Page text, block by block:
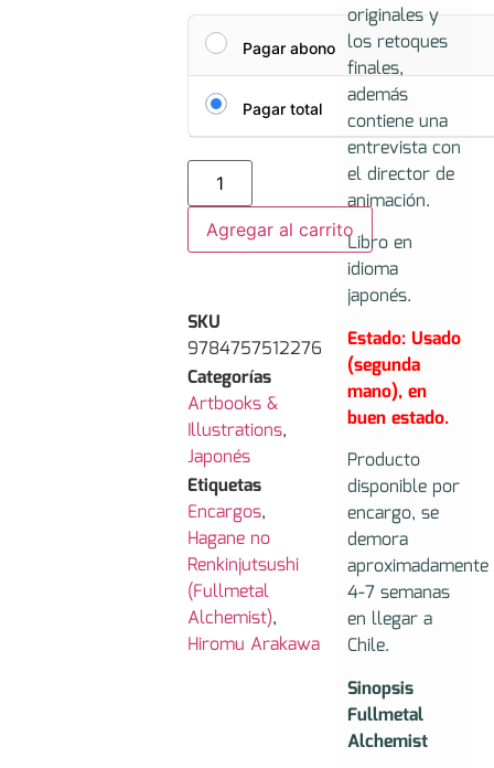
Pagar abono
Pagar total
Agregar al carrito
SKU
9784757512276
Categorías
Artbooks &
Illustrations,
Japonés
Etiquetas
Encargos,
Hagane no
Renkinjutsushi
(Fullmetal
Alchemist),
Hiromu Arakawa
originales y
los retoques
finales,
además
contiene una
entrevista con
el director de
animación.
Libro en
idioma
japonés.
Estado: Usado
(segunda
mano), en
buen estado.
Producto
disponible por
encargo, se
demora
aproximadamente
4-7 semanas
en llegar a
Chile.
Sinopsis
Fullmetal
Alchemist